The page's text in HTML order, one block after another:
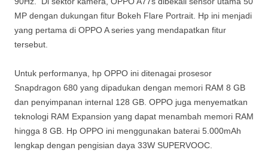
MP dengan dukungan fitur Bokeh Flare Portrait. Hp ini menjadi
yang pertama di OPPO A series yang mendapatkan fitur
tersebut.
Untuk performanya, hp OPPO ini ditenagai prosesor
Snapdragon 680 yang dipadukan dengan memori RAM 8 GB
dan penyimpanan internal 128 GB. OPPO juga menyematkan
teknologi RAM Expansion yang dapat menambah memori RAM
hingga 8 GB. Hp OPPO ini menggunakan baterai 5.000mAh
lengkap dengan pengisian daya 33W SUPERVOOC.